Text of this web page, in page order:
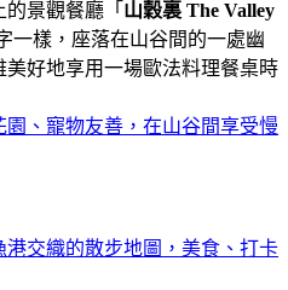
景觀餐廳「 山穀裏 The Valley
一樣，座落在山谷間的一處幽
好地享用一場歐法料理餐桌時
、寵物友善，在山谷間享受慢
交織的散步地圖，美食、打卡